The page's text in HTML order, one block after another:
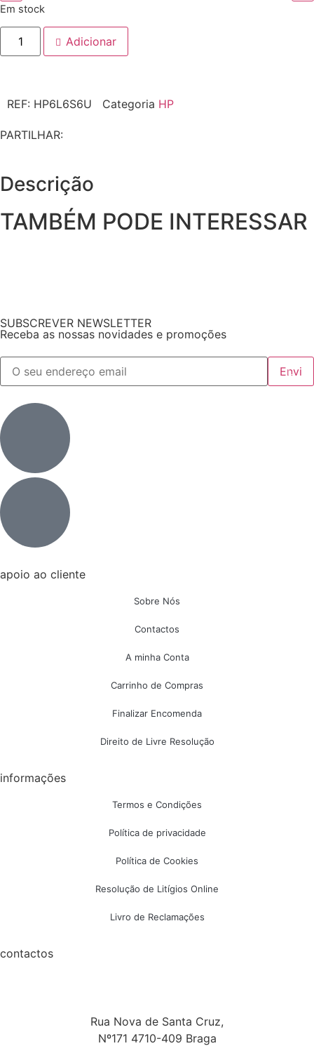
Em stock
Adicionar
REF: HP6L6S6U Categoria HP
PARTILHAR:
Descrição
TAMBÉM PODE INTERESSAR
SUBSCREVER NEWSLETTER
Receba as nossas novidades e promoções
apoio ao cliente
Sobre Nós
Contactos
A minha Conta
Carrinho de Compras
Finalizar Encomenda
Direito de Livre Resolução
informações
Termos e Condições
Política de privacidade
Política de Cookies
Resolução de Litígios Online
Livro de Reclamações
contactos
Rua Nova de Santa Cruz,
Nº171 4710-409 Braga